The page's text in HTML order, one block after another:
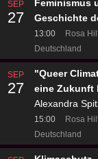
SEP
27
Feminismus
Geschichte
13:00 Rosa
Deutschland
SEP
27
"Queer
eine Zukunft
Alexandra
15:00 Rosa
Deutschland